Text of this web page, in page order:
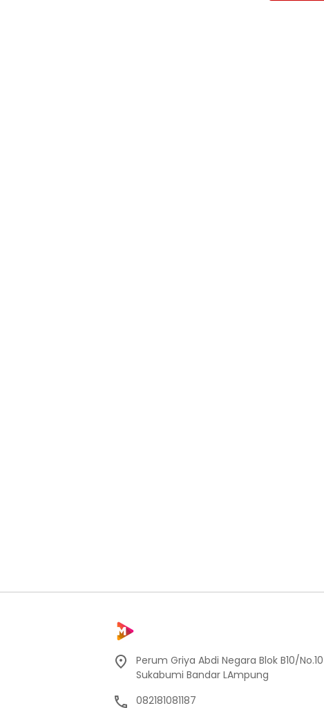
Perum Griya Abdi Negara Blok B10/
Sukabumi Bandar LAmpung
082181081187